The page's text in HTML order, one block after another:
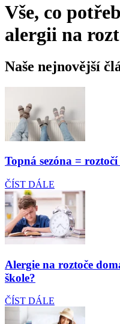
Vše, co
alergii na
Naše nejnovější
Topná sezóna = roztočí
ČÍST DÁLE
Alergie na roztoče
škole?
ČÍST DÁLE